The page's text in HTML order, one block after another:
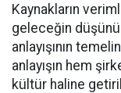
Kaynakların
geleceğin
anlayışının
anlayışın hem
kültür haline